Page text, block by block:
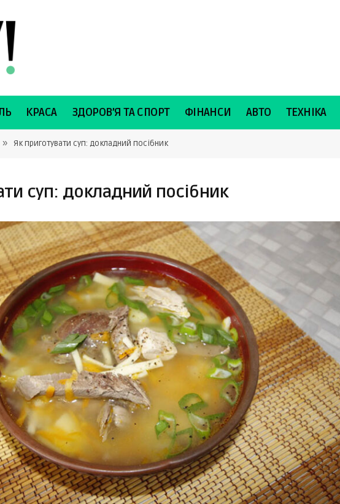
КРАСА ЗДОРОВ’Я ТА СПОРТ ФІНАНСИ АВТО ТЕХНІКА
» Як приготувати суп: докладний посібник
суп: докладний посібник